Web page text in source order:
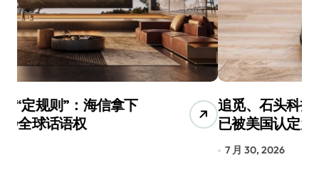
追觅、石头科技注意：你们的扫地机
已被美国认定为“战略武器”